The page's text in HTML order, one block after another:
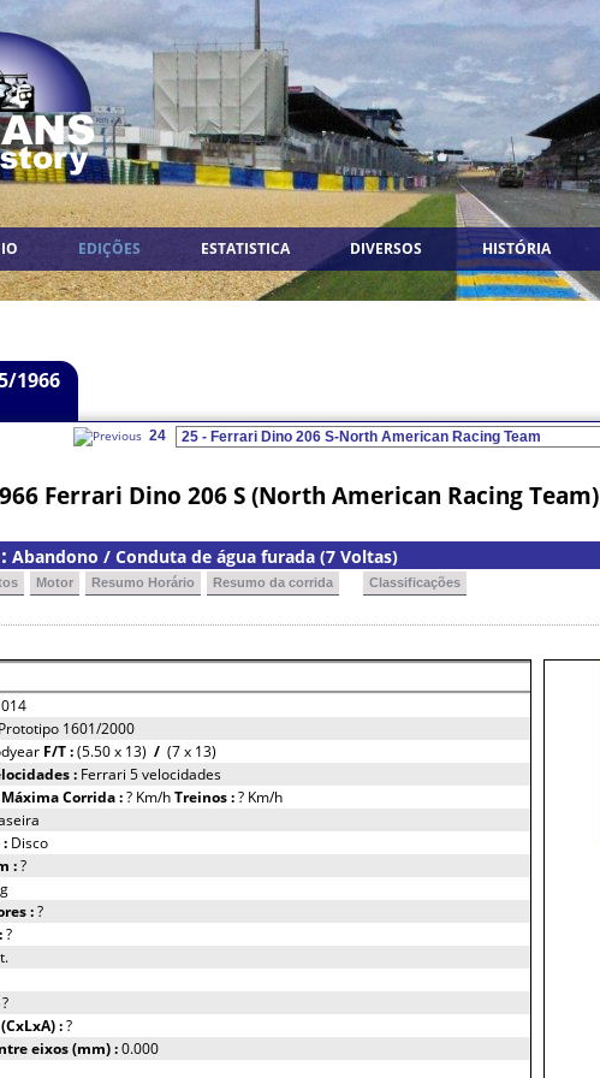
EDIÇÕES ESTATISTICA DIVERSOS HISTÓRIA
1966
24
Ferrari Dino 206 S (North American Racing Team)
Abandono / Conduta de água furada (7 Voltas)
Motor Resumo Horário Resumo da corrida Classificações
014
Prototipo 1601/2000
F/T :(5.50 x 13) / (7 x 13)
: Ferrari 5 velocidades
Corrida :? Km/hTreinos :? Km/h
: Disco
:?
:?
?
?
:?
eixos (mm) :0.000